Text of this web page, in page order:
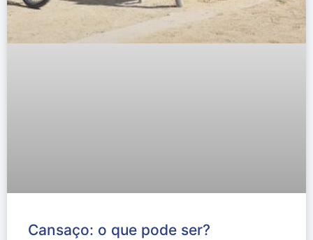
Cansaço: o que pode ser?